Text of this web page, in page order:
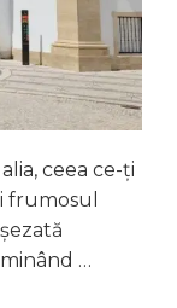
ceea ce-ți
frumosul
…